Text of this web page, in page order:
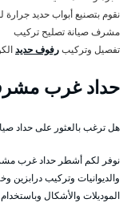
نقوم بتصنيع أبواب حديد
مشرف صيانة تصليح تركيب
تفصيل وتركيبرفوف حديد
حداد غرب
هل ترغب بالعثور على حداد
نوفر لكم أشطر حداد غرب
والديوانيات وتركيب درابزين
الموديلات والأشكال